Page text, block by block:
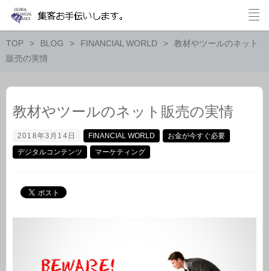
TOP BLOG FINANCIAL WORLD
教材やツールのネット
販売の実情
教材やツールのネット販売の実情
2018年3月14日 FINANCIAL WORLD
お金が今すぐ必要
デジタルコンテンツ
マーケティング